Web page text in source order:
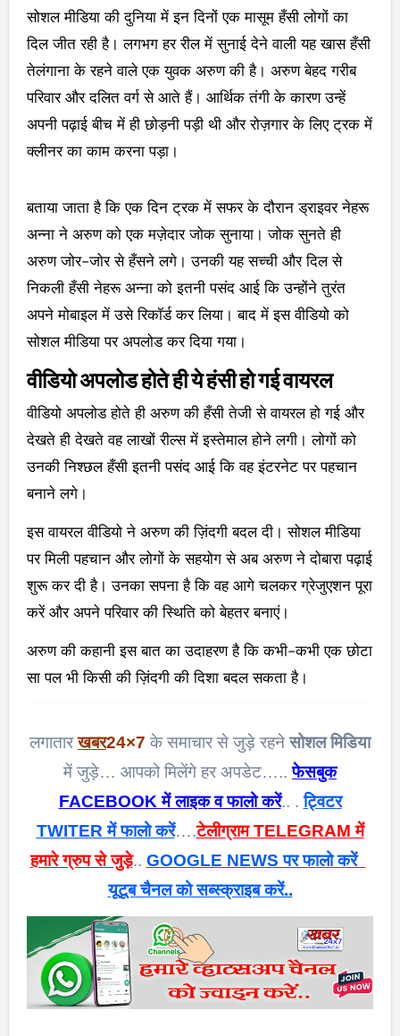
सोशल मीडिया की दुनिया में इन दिनों एक मासूम हँसी लोगों का
दिल जीत रही है। लगभग हर रील में सुनाई देने वाली यह खास हँसी
तेलंगाना के रहने वाले एक युवक अरुण की है। अरुण बेहद गरीब
परिवार और दलित वर्ग से आते हैं। आर्थिक तंगी के कारण उन्हें
अपनी पढ़ाई बीच में ही छोड़नी पड़ी थी और रोज़गार के लिए ट्रक में
क्लीनर का काम करना पड़ा।
बताया जाता है कि एक दिन ट्रक में सफर के दौरान ड्राइवर नेहरू
अन्ना ने अरुण को एक मज़ेदार जोक सुनाया। जोक सुनते ही
अरुण जोर-जोर से हँसने लगे। उनकी यह सच्ची और दिल से
निकली हँसी नेहरू अन्ना को इतनी पसंद आई कि उन्होंने तुरंत
अपने मोबाइल में उसे रिकॉर्ड कर लिया। बाद में इस वीडियो को
सोशल मीडिया पर अपलोड कर दिया गया।
वीडियो अपलोड होते ही ये हंसी हो गई वायरल
वीडियो अपलोड होते ही अरुण की हँसी तेजी से वायरल हो गई और
देखते ही देखते वह लाखों रील्स में इस्तेमाल होने लगी। लोगों को
उनकी निश्छल हँसी इतनी पसंद आई कि वह इंटरनेट पर पहचान
बनाने लगे।
इस वायरल वीडियो ने अरुण की ज़िंदगी बदल दी। सोशल मीडिया
पर मिली पहचान और लोगों के सहयोग से अब अरुण ने दोबारा पढ़ाई
शुरू कर दी है। उनका सपना है कि वह आगे चलकर ग्रेजुएशन पूरा
करें और अपने परिवार की स्थिति को बेहतर बनाएं।
अरुण की कहानी इस बात का उदाहरण है कि कभी-कभी एक छोटा
सा पल भी किसी की ज़िंदगी की दिशा बदल सकता है।
लगातारखबर24×7 के समाचार से जुड़े रहनेसोशल मिडिया
में जुड़े… आपको मिलेंगे हर अपडेट…..फेसबुक
FACEBOOK में लाइक व फालो करें.. .ट्विटर
TWITER में फालो करें….टेलीग्राम TELEGRAM में
हमारे ग्रुप से जुड़े.. GOOGLE NEWS पर फालो करें
यूटूब चैनल को सब्स्क्राइब करें..